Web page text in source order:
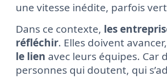
une vitesse inédite, parfois
Dans ce contexte, les
réfléchir. Elles doivent
le lien avec leurs équipes.
personnes qui doutent, qui